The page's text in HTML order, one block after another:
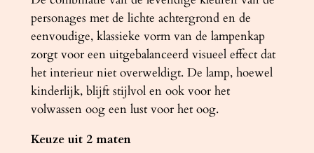
personages met de lichte achtergrond en de
eenvoudige, klassieke vorm van de lampenkap
zorgt voor een uitgebalanceerd visueel effect dat
het interieur niet overweldigt. De lamp, hoewel
kinderlijk, blijft stijlvol en ook voor het
volwassen oog een lust voor het oog.
Keuze uit 2 maten